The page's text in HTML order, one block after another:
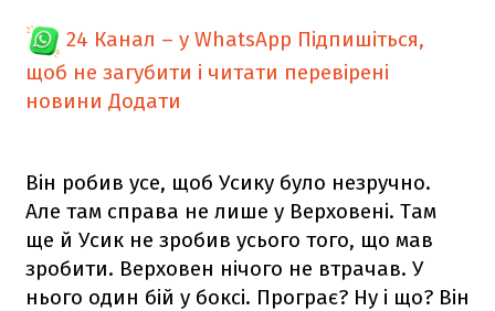
24 Канал – у WhatsApp Підпишіться,
щоб не загубити і читати перевірені
новини Додати
Він робив усе, щоб Усику було незручно.
Але там справа не лише у Верховені. Там
ще й Усик не зробив усього того, що мав
зробити. Верховен нічого не втрачав. У
нього один бій у боксі. Програє? Ну і що? Він